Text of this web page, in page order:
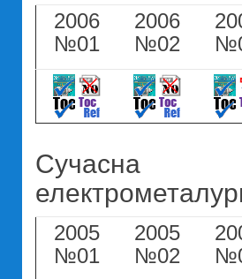
2006
№01
2006
№02
Сучасна
2005
№01
2005
№02